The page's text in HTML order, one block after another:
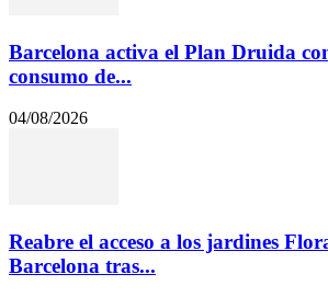
Barcelona activa el Plan Druida
consumo de...
04/08/2026
Reabre el acceso a los jardines
Barcelona tras...